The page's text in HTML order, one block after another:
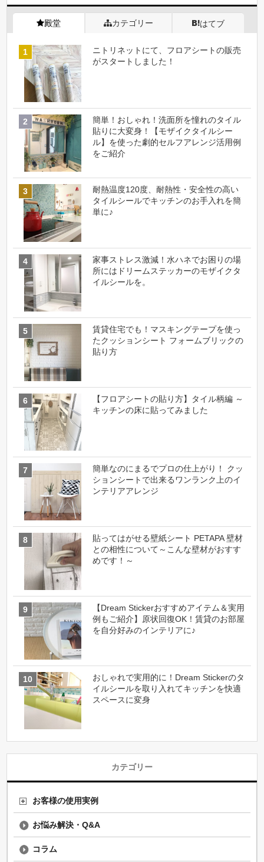
殿堂 カテゴリー はてブ
ニトリネットにて、フロアシートの販売
がスタートしました！
簡単！おしゃれ！洗面所を憧れのタイル
貼りに大変身！【モザイクタイルシー
ル】を使った劇的セルフアレンジ活用例
をご紹介
耐熱温度120度、耐熱性・安全性の高い
タイルシールでキッチンのお手入れを簡
単に♪
家事ストレス激減！水ハネでお困りの場
所にはドリームステッカーのモザイクタ
イルシールを。
賃貸住宅でも！マスキングテープを使っ
たクッションシート フォームブリックの
貼り方
【フロアシートの貼り方】タイル柄編 ～
キッチンの床に貼ってみました
簡単なのにまるでプロの仕上がり！ クッ
ションシートで出来るワンランク上のイ
ンテリアアレンジ
貼ってはがせる壁紙シート PETAPA 壁材
との相性について～こんな壁材がおすす
めです！～
【Dream Stickerおすすめアイテム＆実用
例もご紹介】原状回復OK！賃貸のお部屋
を自分好みのインテリアに♪
おしゃれで実用的に！Dream Stickerのタ
イルシールを取り入れてキッチンを快適
スペースに変身
カテゴリー
お客様の使用実例
お悩み解決・Q&A
コラム